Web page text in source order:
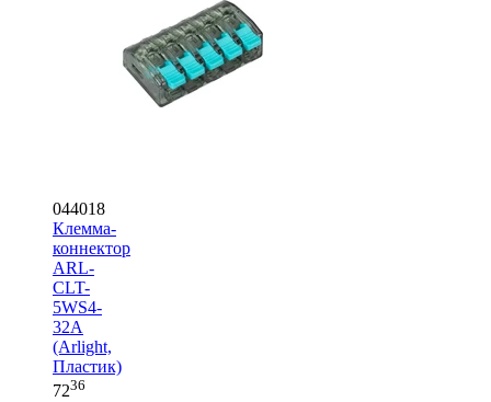
044018
Клемма-
коннектор
ARL-
CLT-
5WS4-
32A
(Arlight,
Пластик)
7236